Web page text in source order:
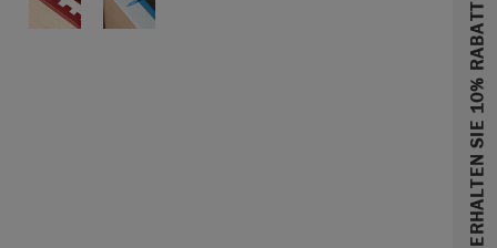
ERHALTEN SIE 10% RABATT